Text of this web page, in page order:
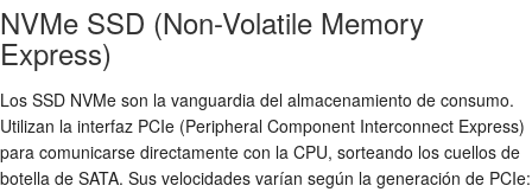
NVMe SSD (Non-Volatile Memory
Express)
Los SSD NVMe son la vanguardia del almacenamiento de consumo.
Utilizan la interfaz PCIe (Peripheral Component Interconnect Express)
para comunicarse directamente con la CPU, sorteando los cuellos de
botella de SATA. Sus velocidades varían según la generación de PCIe: